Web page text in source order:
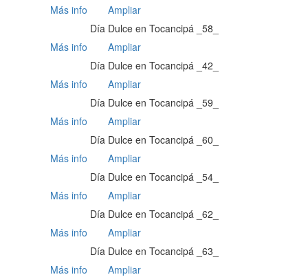
Más info
Ampliar
Día Dulce en Tocancipá _58_
Más info
Ampliar
Día Dulce en Tocancipá _42_
Más info
Ampliar
Día Dulce en Tocancipá _59_
Más info
Ampliar
Día Dulce en Tocancipá _60_
Más info
Ampliar
Día Dulce en Tocancipá _54_
Más info
Ampliar
Día Dulce en Tocancipá _62_
Más info
Ampliar
Día Dulce en Tocancipá _63_
Más info
Ampliar